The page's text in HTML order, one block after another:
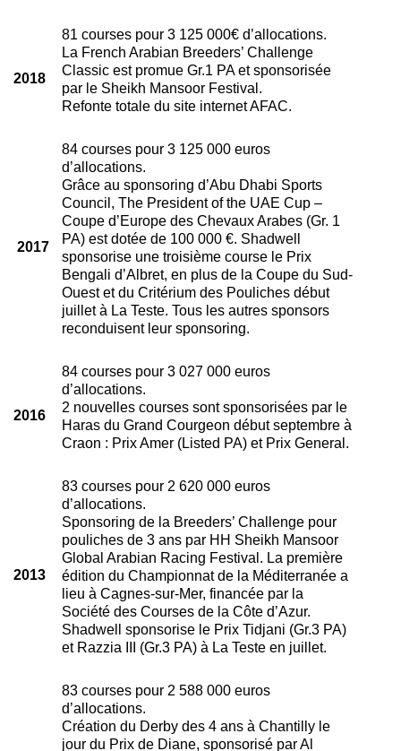
2018
81 courses pour 3 125 000€ d’allocations.
La French Arabian Breeders’ Challenge
Classic est promue Gr.1 PA et sponsorisée
par le Sheikh Mansoor Festival.
Refonte totale du site internet AFAC.
2017
84 courses pour 3 125 000 euros
d’allocations.
Grâce au sponsoring d’Abu Dhabi Sports
Council, The President of the UAE Cup –
Coupe d’Europe des Chevaux Arabes (Gr. 1
PA) est dotée de 100 000 €. Shadwell
sponsorise une troisième course le Prix
Bengali d’Albret, en plus de la Coupe du Sud-
Ouest et du Critérium des Pouliches début
juillet à La Teste. Tous les autres sponsors
reconduisent leur sponsoring.
2016
84 courses pour 3 027 000 euros
d’allocations.
2 nouvelles courses sont sponsorisées par le
Haras du Grand Courgeon début septembre à
Craon : Prix Amer (Listed PA) et Prix General.
2013
83 courses pour 2 620 000 euros
d’allocations.
Sponsoring de la Breeders’ Challenge pour
pouliches de 3 ans par HH Sheikh Mansoor
Global Arabian Racing Festival. La première
édition du Championnat de la Méditerranée a
lieu à Cagnes-sur-Mer, financée par la
Société des Courses de la Côte d’Azur.
Shadwell sponsorise le Prix Tidjani (Gr.3 PA)
et Razzia III (Gr.3 PA) à La Teste en juillet.
83 courses pour 2 588 000 euros
d’allocations.
Création du Derby des 4 ans à Chantilly le
jour du Prix de Diane, sponsorisé par Al